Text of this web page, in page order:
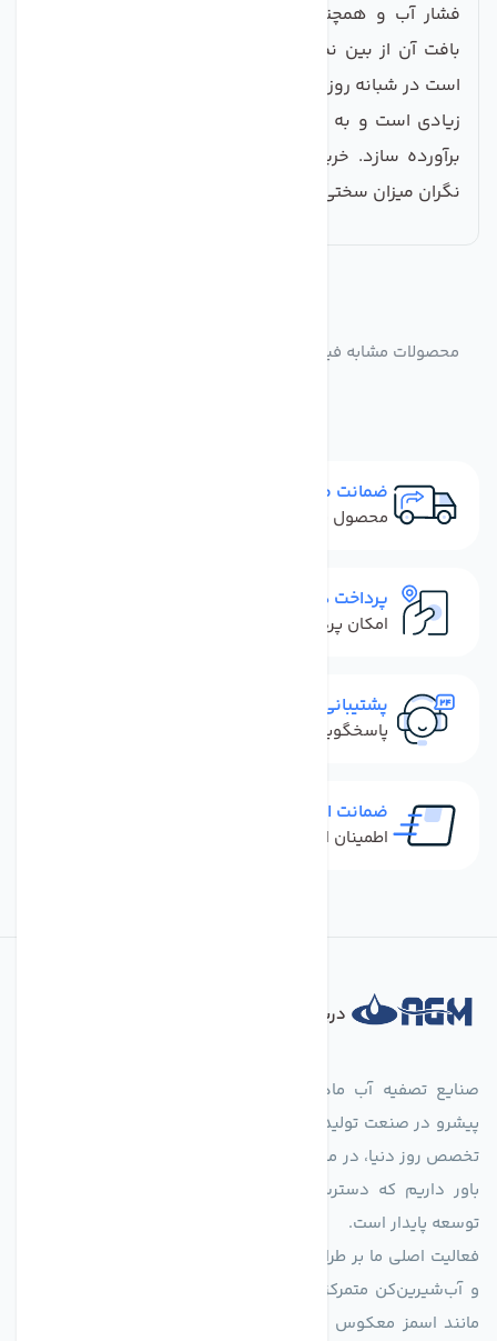
فشار آب و همچنین دماهای متفاوت دارد و به راحتی
زیادی است و به راحتی می تواند نیازهای یک خانواده را
برآورده سازد. خرید این ممبران باعث می شود تا دیگر
نگران میزان سختی آب خود نباشید.
محصولات مشابه فیلتر دستگاه تصفیه کننده آب فیلمتک مدل
ضمانت مرجوعی
محصول نباید آسیب دیده باشد
پرداخت در محل
امکان پرداخت کل فاکتور در محل
پشتیبانی سریع
پاسخگویی سریع به تماس‌ها و پیام‌ها
ضمانت اصل بودن کالا
اطمینان از خرید کالای اورجینال
درباره فروشگاه
پیشرو در صنعت تولید تجهیزات تصفیه آب، با تکیه بر دانش فنی و
تخصص روز دنیا، در مسیر تأمین آب سالم و پایدار گام برمی‌دارد. ما
باور داریم که دسترسی به آب پاک، یک حق اساسی و زیربنای
توسعه پایدار است.
فعالیت اصلی ما بر طراحی و تولید سیستم‌های پیشرفته تصفیه آب
و آب‌شیرین‌کن متمرکز است. ما با بهره‌گیری از فناوری‌های نوین